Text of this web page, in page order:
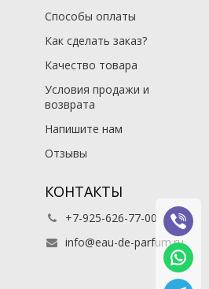
Способы оплаты
Как сделать заказ?
Качество товара
Условия продажи и
возврата
Напишите нам
Отзывы
КОНТАКТЫ
+7-925-626-77-00
info@eau-de-parfum.ru